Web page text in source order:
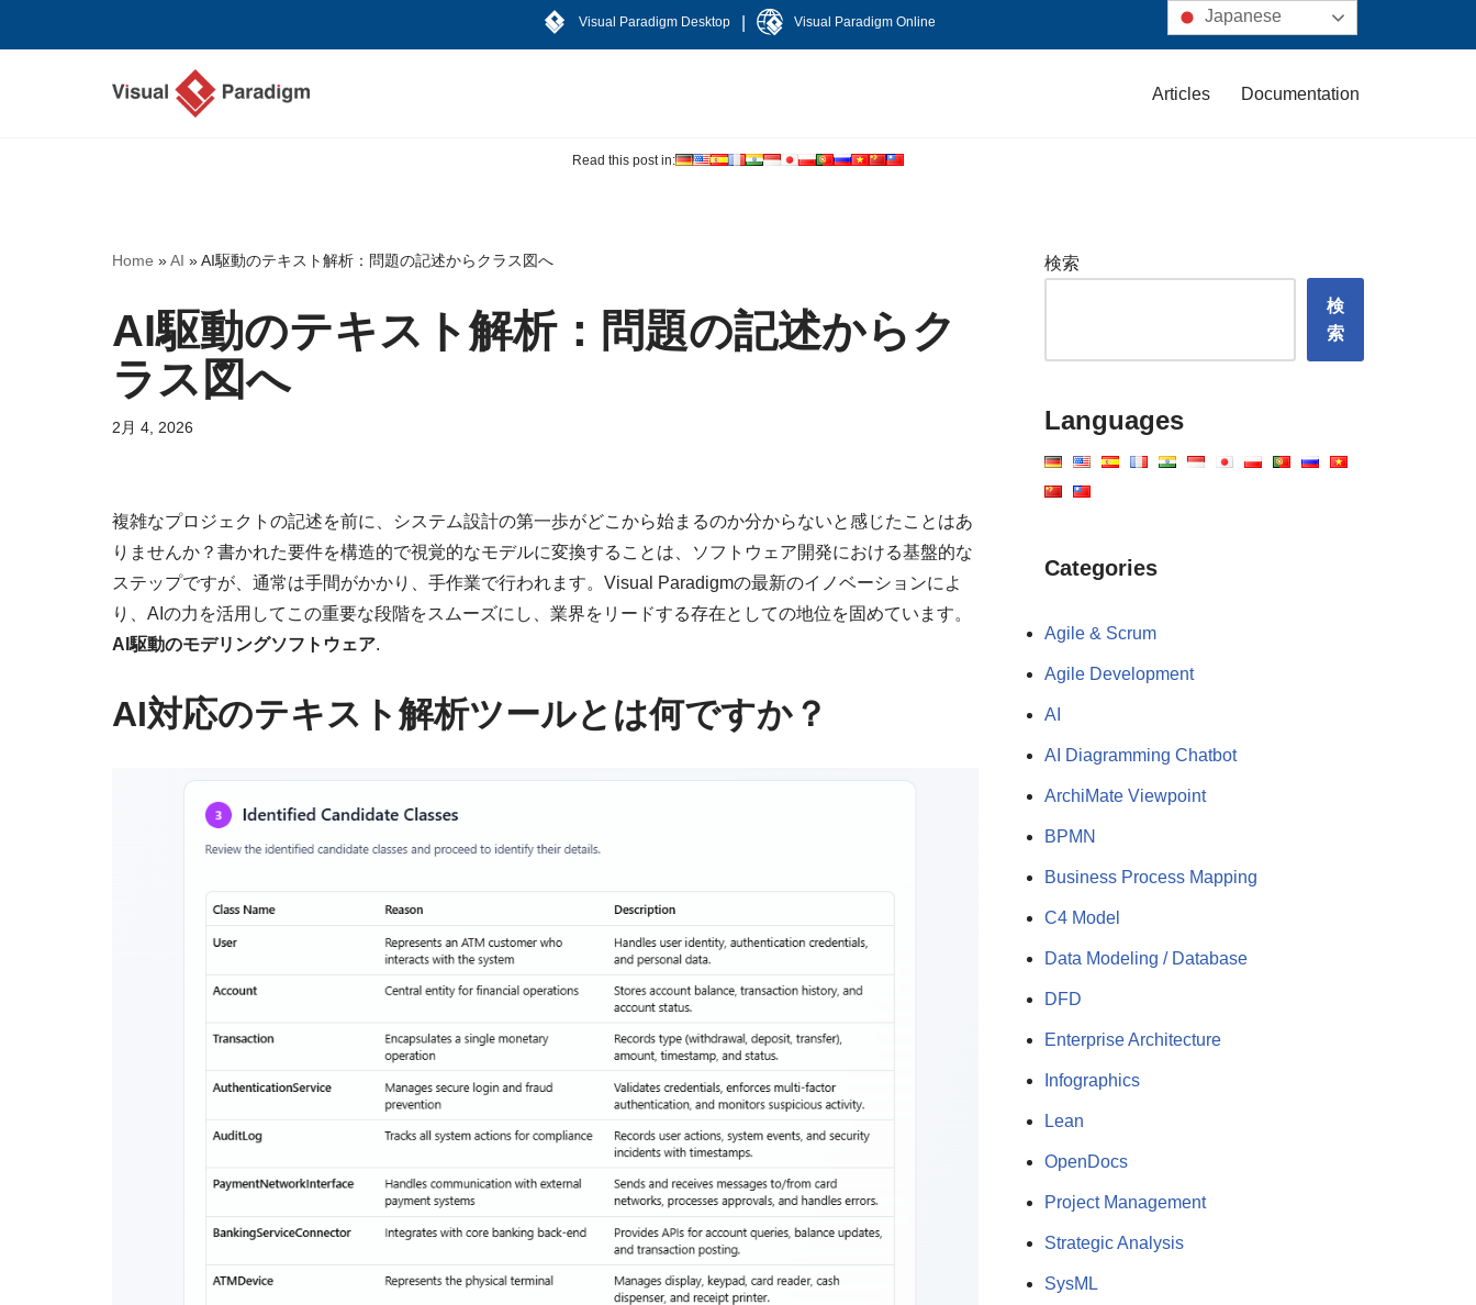
Visual Paradigm Desktop Visual Paradigm Online
Articles Documentation
Read this post in:
Home »AI »AI駆動のテキスト解析：問題の記述からクラス図へ
AI駆動のテキスト解析：問題の記述からク
ラス図へ
2月 4, 2026
複雑なプロジェクトの記述を前に、システム設計の第一歩がどこから始まるのか分からないと感じたことはあ
りませんか？書かれた要件を構造的で視覚的なモデルに変換することは、ソフトウェア開発における基盤的な
ステップですが、通常は手間がかかり、手作業で行われます。Visual Paradigmの最新のイノベーションによ
り、AIの力を活用してこの重要な段階をスムーズにし、業界をリードする存在としての地位を固めています。
AI駆動のモデリングソフトウェア.
AI対応のテキスト解析ツールとは何ですか？
検索
検
索
Languages
Categories
Agile & Scrum
Agile Development
AI
AI Diagramming Chatbot
ArchiMate Viewpoint
BPMN
Business Process Mapping
C4 Model
Data Modeling / Database
DFD
Enterprise Architecture
Infographics
Lean
OpenDocs
Project Management
Strategic Analysis
SysML
Japanese